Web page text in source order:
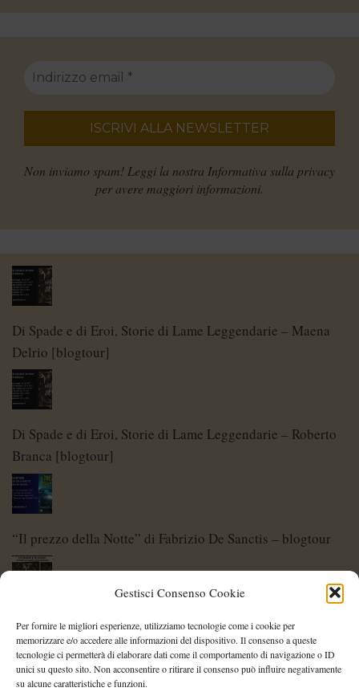
Gestisci Consenso Cookie
Per fornire le migliori esperienze, utilizziamo tecnologie come i cookie per
memorizzare e/o accedere alle informazioni del dispositivo. Il consenso a queste
tecnologie ci permetterà di elaborare dati come il comportamento di navigazione o ID
unici su questo sito. Non acconsentire o ritirare il consenso può influire negativamente
su alcune caratteristiche e funzioni.
Non inviamo spam! Leggi la nostra Informativa sulla privacy
per avere maggiori informazioni.
Di Spade e di Eroi, Storie di Lame Leggendarie – Maena
Delrio [blogtour]
Di Spade e di Eroi, Storie di Lame Leggendarie – Roberto
Branca [blogtour]
“Il prezzo della Notte” di Fabrizio De Sanctis – blogtour
Di Spade e di Eroi – Storie di Lame Leggendarie